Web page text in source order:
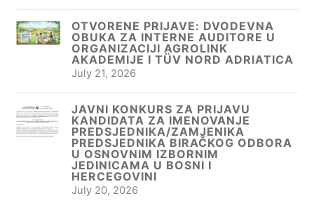
OTVORENE PRIJAVE: DVODEVNA
OBUKA ZA INTERNE AUDITORE U
ORGANIZACIJI AGROLINK
AKADEMIJE I TÜV NORD ADRIATICA
July 21, 2026
JAVNI KONKURS ZA PRIJAVU
KANDIDATA ZA IMENOVANJE
PREDSJEDNIKA/ZAMJENIKA
PREDSJEDNIKA BIRAČKOG ODBORA
U OSNOVNIM IZBORNIM
JEDINICAMA U BOSNI I
HERCEGOVINI
July 20, 2026